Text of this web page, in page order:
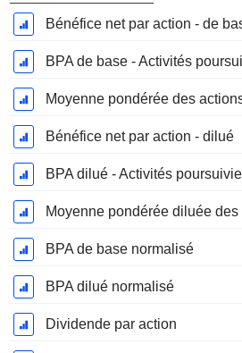
Bénéfice net par action - de
BPA de base - Activités
Moyenne pondérée des
Bénéfice net par action - dilué
BPA dilué - Activités
BPA de base normalisé
BPA dilué normalisé
Dividende par action